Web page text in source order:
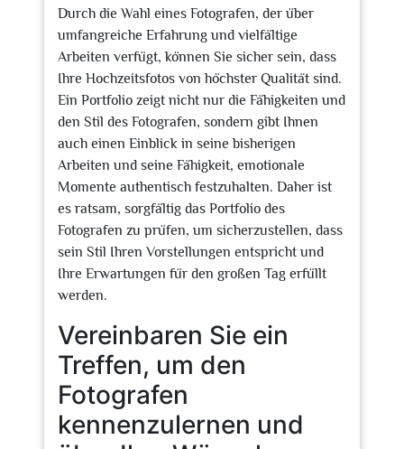
Durch die Wahl eines Fotografen, der über
umfangreiche Erfahrung und vielfältige
Arbeiten verfügt, können Sie sicher sein, dass
Ihre Hochzeitsfotos von höchster Qualität sind.
Ein Portfolio zeigt nicht nur die Fähigkeiten und
den Stil des Fotografen, sondern gibt Ihnen
auch einen Einblick in seine bisherigen
Arbeiten und seine Fähigkeit, emotionale
Momente authentisch festzuhalten. Daher ist
es ratsam, sorgfältig das Portfolio des
Fotografen zu prüfen, um sicherzustellen, dass
sein Stil Ihren Vorstellungen entspricht und
Ihre Erwartungen für den großen Tag erfüllt
werden.
Vereinbaren Sie ein
Treffen, um den
Fotografen
kennenzulernen und